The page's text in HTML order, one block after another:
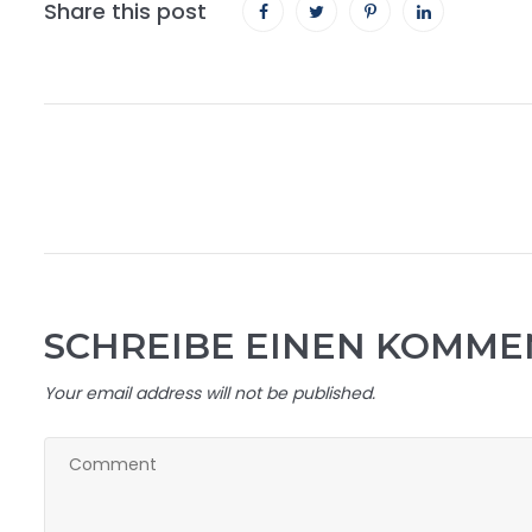
Share this post
SCHREIBE EINEN
Your email address will not be published.